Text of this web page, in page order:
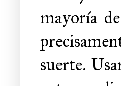
mayoría
suerte.